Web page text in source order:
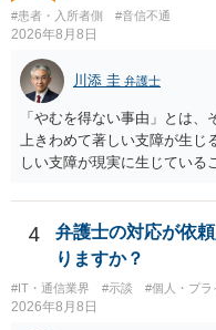
仮に左右でリスクが著しくこ
ば、それに関する説明や選択
義務違反にあたり、慰謝料
挙上について 施術内容に「鼻
と、それを相手方が勝手に取
行責任を追及できる可能性
る事前の説明がなされていな
これについても損害賠償請求
緑挙上が含まれる合意があ
す。 ④当初の手術費用の返金
失又は債務不履行（他に過失
#患者・入所者側 #音信不通
2026年8月8日
川添 圭 弁護士
「やむを得ない事由」とは
上きわめて著しい支障が生じ
しい支障が現実に生じている
できるかどうかがポイントで
象ですので、上記(1)と(2)を
に）提出することが必要にな
なので、例えば、医学上確立
明とそれに沿う資料の提出が
的・心理的な理由の氏変更
4
弁護士の対応が依
りますか？
#IT・通信業界 #示談 #個人・プラ
2026年8月8日